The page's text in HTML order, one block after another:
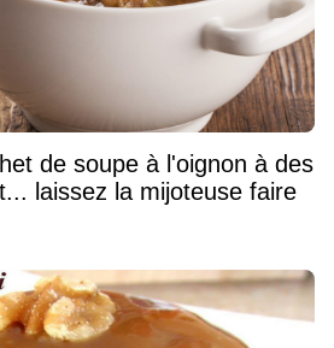
de soupe à l'oignon à des
laissez la mijoteuse faire